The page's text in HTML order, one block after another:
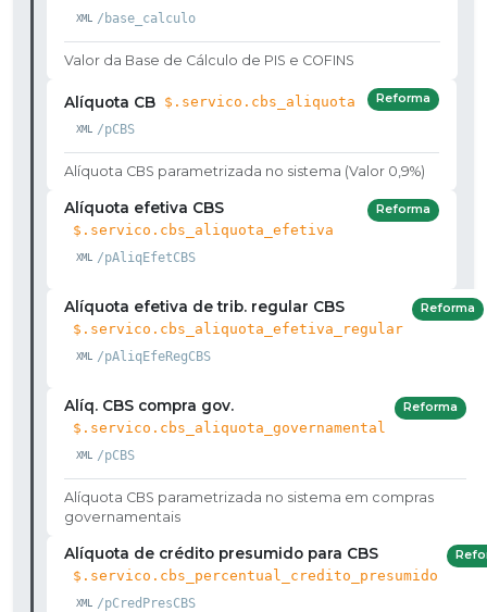
/base_calculo
Valor da Base de Cálculo de PIS e COFINS
Alíquota CB $.servico.cbs_aliquota
/pCBS
Reforma
Alíquota CBS parametrizada no sistema (Valor 0,9%)
Alíquota efetiva CBS
$.servico.cbs_aliquota_efetiva
/pAliqEfetCBS
Reforma
Alíquota efetiva de trib. regular CBS
$.servico.cbs_aliquota_efetiva_regular
/pAliqEfeRegCBS
Reforma
Alíq. CBS compra gov.
$.servico.cbs_aliquota_governamental
/pCBS
Reforma
Alíquota CBS parametrizada no sistema em compras
governamentais
Alíquota de crédito presumido para CBS
$.servico.cbs_percentual_credito_presumido
/pCredPresCBS